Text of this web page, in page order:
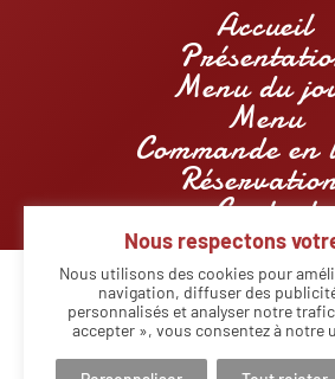
Nous respectons
Nous utilisons des cookies pour
navigation, diffuser des
personnalisés et analyser notre
accepter », vous consentez à notre
Accueil
Menu du
Menu
Commande
Contact
© Copyright - Restaurant Openrice
AgencyMarkeasy Communication